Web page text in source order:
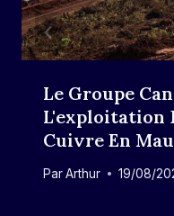
Le Groupe
L'exploitation
Cuivre En
ParArthur 19/08/